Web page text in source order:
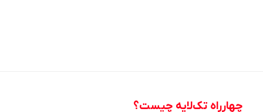
چهارراه تک‌لایه چیست؟